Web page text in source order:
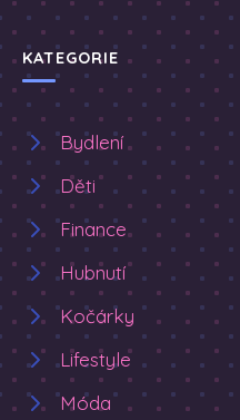
KATEGORIE
Bydlení
Děti
Finance
Hubnutí
Kočárky
Lifestyle
Móda